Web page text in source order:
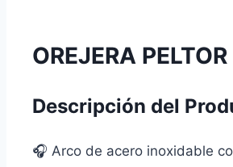
OREJERA
Descripción del
🎧 Arco de acero inoxidable